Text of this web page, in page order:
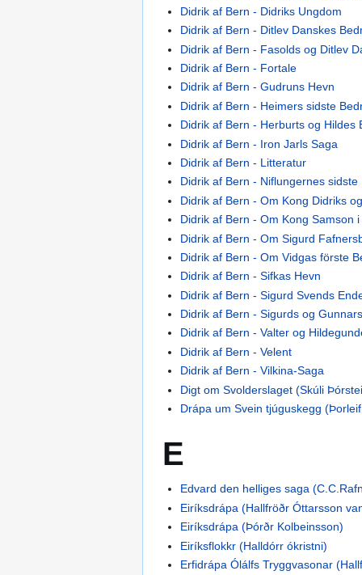
Didrik af Bern - Didriks Ungdom
Didrik af Bern - Ditlev Danskes
Didrik af Bern - Fasolds og Ditlev
Didrik af Bern - Fortale
Didrik af Bern - Gudruns Hevn
Didrik af Bern - Heimers sidste
Didrik af Bern - Herburts og Hildes
Didrik af Bern - Iron Jarls Saga
Didrik af Bern - Litteratur
Didrik af Bern - Niflungernes sidste
Didrik af Bern - Om Kong Didriks
Didrik af Bern - Om Kong Samson
Didrik af Bern - Om Sigurd
Didrik af Bern - Om Vidgas förste
Didrik af Bern - Sifkas Hevn
Didrik af Bern - Sigurd Svends
Didrik af Bern - Sigurds og
Didrik af Bern - Valter og
Didrik af Bern - Velent
Didrik af Bern - Vilkina-Saga
Digt om Svolderslaget (Skúli
Drápa um Svein tjúguskegg
E
Edvard den helliges saga
Eiríksdrápa (Hallfröðr Óttarsson
Eiríksdrápa (Þórðr Kolbeinsson)
Eiríksflokkr (Halldórr ókristni)
Erfidrápa Ólálfs Tryggvasonar